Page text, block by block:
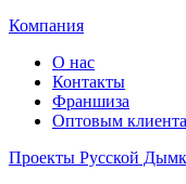
Компания
О нас
Контакты
Франшиза
Оптовым
Проекты Русской